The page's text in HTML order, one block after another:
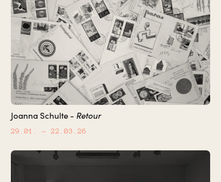
Joanna Schulte - Retour
29.01. – 22.03.26